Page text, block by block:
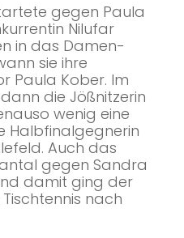
gegen Paula
Nilufar
in das Damen-
sie ihre
Paula Kober. Im
die Jößnitzerin
wenig eine
Halbfinalgegnerin
Auch das
gegen Sandra
damit ging der
nach